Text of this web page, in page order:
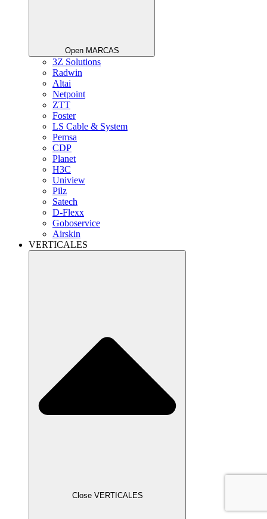
Open MARCAS
3Z Solutions
Radwin
Altai
Netpoint
ZTT
Foster
LS Cable & System
Pemsa
CDP
Planet
H3C
Uniview
Pilz
Satech
D-Flexx
Goboservice
Airskin
VERTICALES
Close VERTICALES